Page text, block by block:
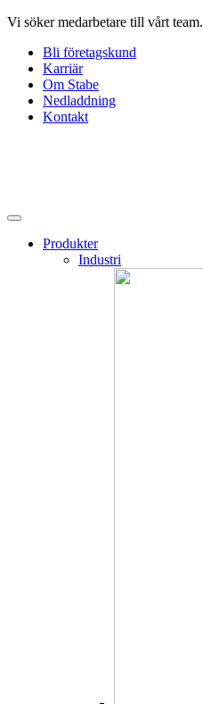
Hoppa
innehåll
Vi söker medarbetare till vårt team.
Bli företagskund
Karriär
Om Stabe
Nedladdning
Kontakt
Produkter
Industri